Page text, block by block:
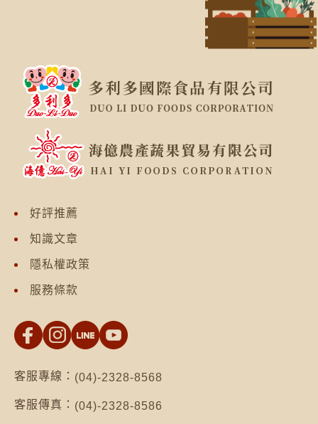
好評推薦
知識文章
隱私權政策
服務條款
客服專線： (04)-2328-8568
客服傳真： (04)-2328-8586